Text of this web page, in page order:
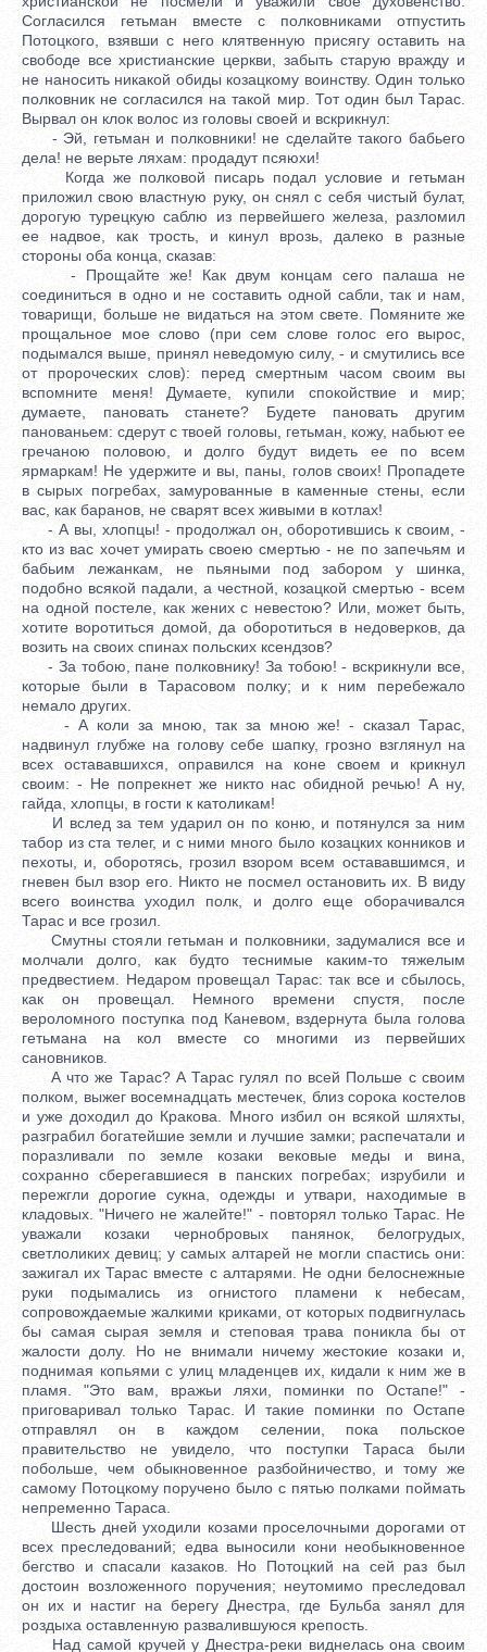
Согласился гетьман вместе с полковниками отпустить
Потоцкого, взявши с него клятвенную присягу оставить на
свободе все христианские церкви, забыть старую вражду и
не наносить никакой обиды козацкому воинству. Один только
полковник не согласился на такой мир. Тот один был Тарас.
Вырвал он клок волос из головы своей и вскрикнул:
- Эй, гетьман и полковники! не сделайте такого бабьего
дела! не верьте ляхам: продадут псяюхи!
Когда же полковой писарь подал условие и гетьман
приложил свою властную руку, он снял с себя чистый булат,
дорогую турецкую саблю из первейшего железа, разломил
ее надвое, как трость, и кинул врозь, далеко в разные
стороны оба конца, сказав:
- Прощайте же! Как двум концам сего палаша не
соединиться в одно и не составить одной сабли, так и нам,
товарищи, больше не видаться на этом свете. Помяните же
прощальное мое слово (при сем слове голос его вырос,
подымался выше, принял неведомую силу, - и смутились все
от пророческих слов): перед смертным часом своим вы
вспомните меня! Думаете, купили спокойствие и мир;
думаете, пановать станете? Будете пановать другим
панованьем: сдерут с твоей головы, гетьман, кожу, набьют ее
гречаною половою, и долго будут видеть ее по всем
ярмаркам! Не удержите и вы, паны, голов своих! Пропадете
в сырых погребах, замурованные в каменные стены, если
вас, как баранов, не сварят всех живыми в котлах!
- А вы, хлопцы! - продолжал он, оборотившись к своим, -
кто из вас хочет умирать своею смертью - не по запечьям и
бабьим лежанкам, не пьяными под забором у шинка,
подобно всякой падали, а честной, козацкой смертью - всем
на одной постеле, как жених с невестою? Или, может быть,
хотите воротиться домой, да оборотиться в недоверков, да
возить на своих спинах польских ксендзов?
- За тобою, пане полковнику! За тобою! - вскрикнули все,
которые были в Тарасовом полку; и к ним перебежало
немало других.
- А коли за мною, так за мною же! - сказал Тарас,
надвинул глубже на голову себе шапку, грозно взглянул на
всех остававшихся, оправился на коне своем и крикнул
своим: - Не попрекнет же никто нас обидной речью! А ну,
гайда, хлопцы, в гости к католикам!
И вслед за тем ударил он по коню, и потянулся за ним
табор из ста телег, и с ними много было козацких конников и
пехоты, и, оборотясь, грозил взором всем остававшимся, и
гневен был взор его. Никто не посмел остановить их. В виду
всего воинства уходил полк, и долго еще оборачивался
Тарас и все грозил.
Смутны стояли гетьман и полковники, задумалися все и
молчали долго, как будто теснимые каким-то тяжелым
предвестием. Недаром провещал Тарас: так все и сбылось,
как он провещал. Немного времени спустя, после
вероломного поступка под Каневом, вздернута была голова
гетьмана на кол вместе со многими из первейших
сановников.
А что же Тарас? А Тарас гулял по всей Польше с своим
полком, выжег восемнадцать местечек, близ сорока костелов
и уже доходил до Кракова. Много избил он всякой шляхты,
разграбил богатейшие земли и лучшие замки; распечатали и
поразливали по земле козаки вековые меды и вина,
сохранно сберегавшиеся в панских погребах; изрубили и
пережгли дорогие сукна, одежды и утвари, находимые в
кладовых. "Ничего не жалейте!" - повторял только Тарас. Не
уважали козаки чернобровых панянок, белогрудых,
светлоликих девиц; у самых алтарей не могли спастись они:
зажигал их Тарас вместе с алтарями. Не одни белоснежные
руки подымались из огнистого пламени к небесам,
сопровождаемые жалкими криками, от которых подвигнулась
бы самая сырая земля и степовая трава поникла бы от
жалости долу. Но не внимали ничему жестокие козаки и,
поднимая копьями с улиц младенцев их, кидали к ним же в
пламя. "Это вам, вражьи ляхи, поминки по Остапе!" -
приговаривал только Тарас. И такие поминки по Остапе
отправлял он в каждом селении, пока польское
правительство не увидело, что поступки Тараса были
побольше, чем обыкновенное разбойничество, и тому же
самому Потоцкому поручено было с пятью полками поймать
непременно Тараса.
Шесть дней уходили козами проселочными дорогами от
всех преследований; едва выносили кони необыкновенное
бегство и спасали казаков. Но Потоцкий на сей раз был
достоин возложенного поручения; неутомимо преследовал
он их и настиг на берегу Днестра, где Бульба занял для
роздыха оставленную развалившуюся крепость.
Над самой кручей у Днестра-реки виднелась она своим